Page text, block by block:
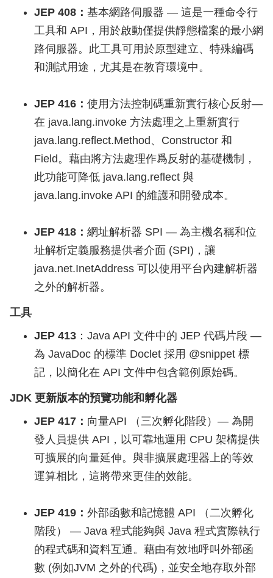
JEP 408： 基本網路伺服器 — 這是一種命令行
工具和 API，用於啟動僅提供靜態檔案的最小網
路伺服器。此工具可用於原型建立、特殊編碼
和測試用途，尤其是在教育環境中。
JEP 416： 使用方法控制碼重新實行核心反射—
在 java.lang.invoke 方法處理之上重新實行
java.lang.reflect.Method、Constructor 和
Field。藉由將方法處理作爲反射的基礎機制，
此功能可降低 java.lang.reflect 與
java.lang.invoke API 的維護和開發成本。
JEP 418： 網址解析器 SPI — 為主機名稱和位
址解析定義服務提供者介面 (SPI)，讓
java.net.InetAddress 可以使用平台內建解析器
之外的解析器。
工具
JEP 413：Java API 文件中的 JEP 代碼片段 —
為 JavaDoc 的標準 Doclet 採用 @snippet 標
記，以簡化在 API 文件中包含範例原始碼。
JDK 更新版本的預覽功能和孵化器
JEP 417： 向量API （三次孵化階段）— 為開
發人員提供 API，以可靠地運用 CPU 架構提供
可擴展的向量延伸。與非擴展處理器上的等效
運算相比，這將帶來更佳的效能。
JEP 419： 外部函數和記憶體 API （二次孵化
階段） — Java 程式能夠與 Java 程式實際執行
的程式碼和資料互通。藉由有效地呼叫外部函
數 (例如JVM 之外的代碼)，並安全地存取外部